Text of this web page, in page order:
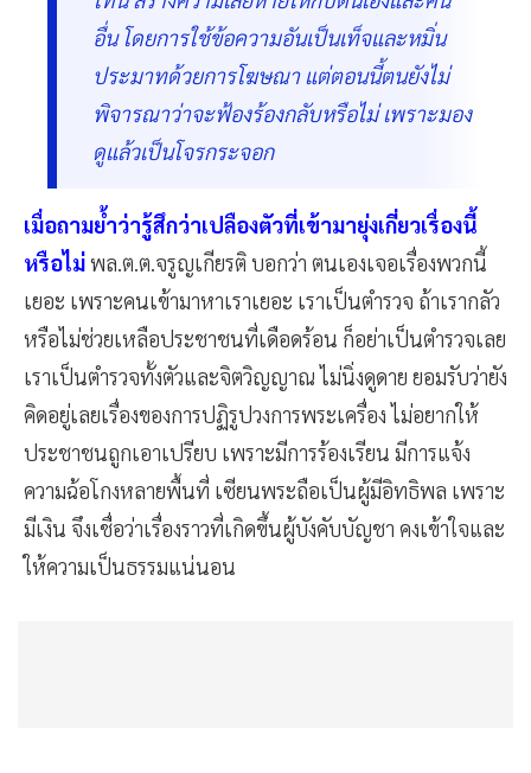
อื่น โดยการใช้ข้อความอันเป็นเท็จและหมิ่น
ประมาทด้วยการโฆษณา แต่ตอนนี้ตนยังไม่
พิจารณาว่าจะฟ้องร้องกลับหรือไม่ เพราะมอง
ดูแล้วเป็นโจรกระจอก
เมื่อถามย้ำว่ารู้สึกว่าเปลืองตัวที่เข้ามายุ่งเกี่ยวเรื่องนี้
หรือไม่พล.ต.ต.จรูญเกียรติ บอกว่า ตนเองเจอเรื่องพวกนี้
เยอะ เพราะคนเข้ามาหาเราเยอะ เราเป็นตำรวจ ถ้าเรากลัว
หรือไม่ช่วยเหลือประชาชนที่เดือดร้อน ก็อย่าเป็นตำรวจเลย
เราเป็นตำรวจทั้งตัวและจิตวิญญาณ ไม่นิ่งดูดาย ยอมรับว่ายัง
คิดอยู่เลยเรื่องของการปฏิรูปวงการพระเครื่อง ไม่อยากให้
ประชาชนถูกเอาเปรียบ เพราะมีการร้องเรียน มีการแจ้ง
ความฉ้อโกงหลายพื้นที่ เซียนพระถือเป็นผู้มีอิทธิพล เพราะ
มีเงิน จึงเชื่อว่าเรื่องราวที่เกิดขึ้นผู้บังคับบัญชา คงเข้าใจและ
ให้ความเป็นธรรมแน่นอน